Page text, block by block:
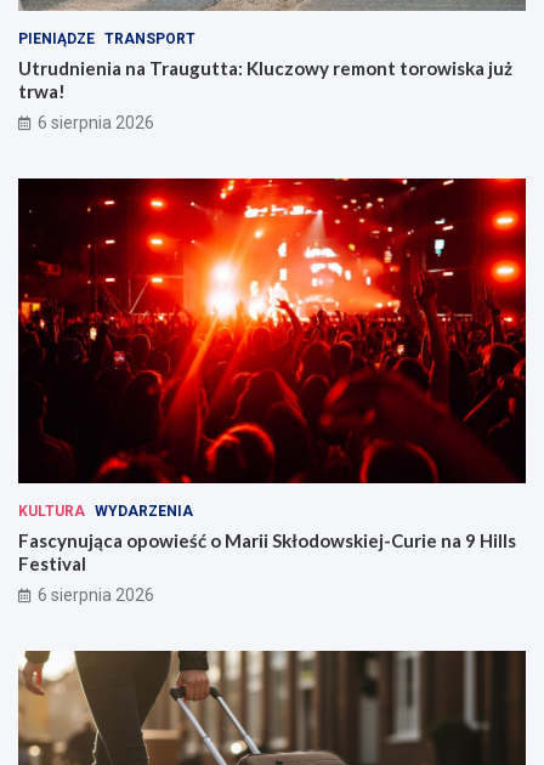
PIENIĄDZE TRANSPORT
Utrudnienia na Traugutta: Kluczowy remont torowiska już
trwa!
6 sierpnia 2026
KULTURA WYDARZENIA
Fascynująca opowieść o Marii Skłodowskiej-Curie na 9 Hills
Festival
6 sierpnia 2026